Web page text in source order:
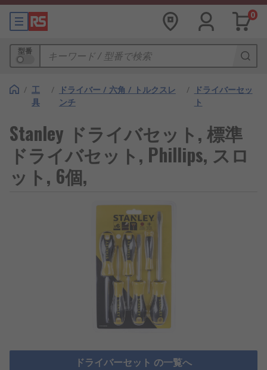
0
型番
/ 工
具
/
ドライバー / 六角 / トルクスレ
ンチ
/
ドライバーセッ
ト
Stanley ドライバセット, 標準
ドライバセット, Phillips, スロ
ット, 6個,
ドライバーセット の一覧へ